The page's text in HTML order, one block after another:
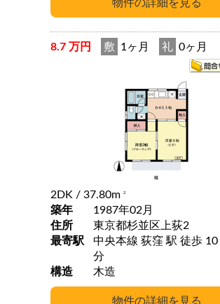
8.7 万円 敷 1ヶ月 礼 0ヶ月
2DK / 37.80m 2
築年
1987年02月
住所
東京都杉並区上荻2
最寄駅
中央本線 荻窪 駅 徒歩 10
分
構造
木造